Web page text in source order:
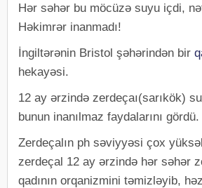
Hər səhər bu möcüzə suyu içdi,
Həkimrər inanmadı!
İngiltərənin Bristol şəhərindən bir
hekayəsi.
12 ay ərzində zerdeçaı(sarıkök)
bunun inanılmaz faydalarını gördü.
Zerdeçalın ph səviyyəsi çox
zerdeçal 12 ay ərzində hər səhər
qadının orqanizmini təmizləyib,